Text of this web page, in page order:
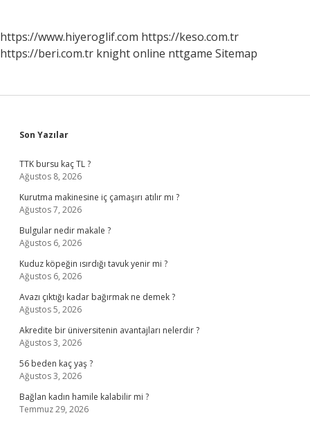
https://www.hiyeroglif.com https://keso.com.tr
https://beri.com.tr knight online nttgame Sitemap
Sidebar
Son Yazılar
TTK bursu kaç TL ?
Ağustos 8, 2026
Kurutma makinesine iç çamaşırı atılır mı ?
Ağustos 7, 2026
Bulgular nedir makale ?
Ağustos 6, 2026
Kuduz köpeğin ısırdığı tavuk yenir mi ?
Ağustos 6, 2026
Avazı çıktığı kadar bağırmak ne demek ?
Ağustos 5, 2026
Akredite bir üniversitenin avantajları nelerdir ?
Ağustos 3, 2026
56 beden kaç yaş ?
Ağustos 3, 2026
Bağlan kadın hamile kalabilir mi ?
Temmuz 29, 2026